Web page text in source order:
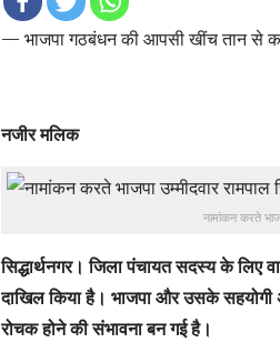
— भाजपा गठबंधन की आपसी खींच तान से
नजीर मलिक
नामांकन करते
सिद्धार्थनगर। जिला पंचायत सदस्य के लिए
दाखिल किया है। भाजपा और उसके सहयोगी
रोचक होने की संभावना बन गई है।